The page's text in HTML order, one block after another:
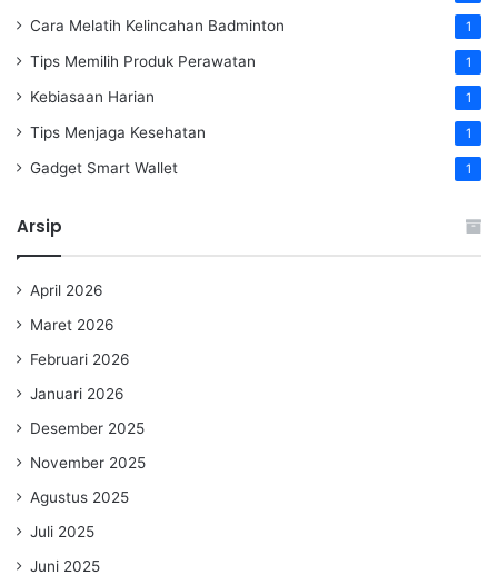
Cara Melatih Kelincahan Badminton 1
Tips Memilih Produk Perawatan 1
Kebiasaan Harian 1
Tips Menjaga Kesehatan 1
Gadget Smart Wallet 1
Arsip
April 2026
Maret 2026
Februari 2026
Januari 2026
Desember 2025
November 2025
Agustus 2025
Juli 2025
Juni 2025